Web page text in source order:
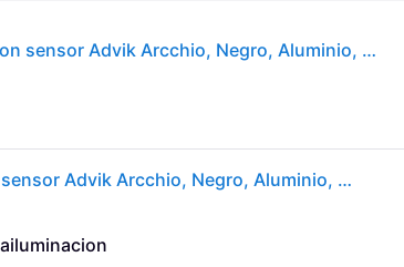
Aplique de exterior con sensor Advik Arcchio, Negro, Aluminio, Moderno
Aplique de exterior con sensor Advik Arcchio, Negro, Aluminio, Moderno